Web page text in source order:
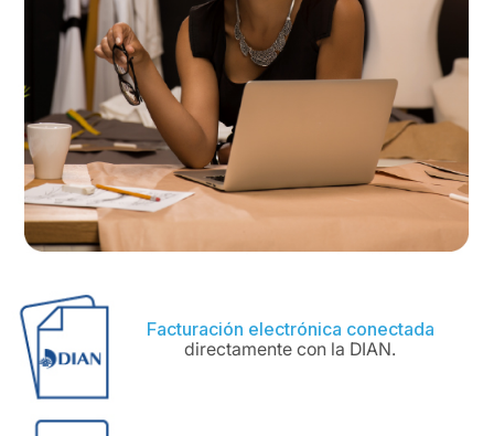
Facturación electrónica conectada
directamente con la DIAN.